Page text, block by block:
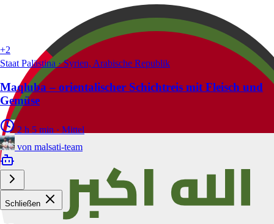
+2
Staat Palästina · Syrien, Arabische Republik
Maqluba – orientalischer Schichtreis mit Fleisch und
Gemüse
2 h 5 min · Mittel
von malsati-team
Schließen